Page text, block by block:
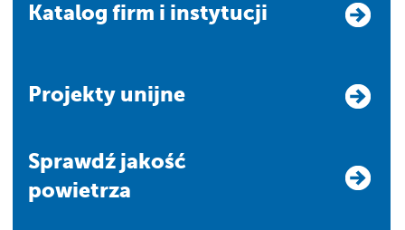
Katalog firm i instytucji
Projekty unijne
Sprawdź jakość
powietrza